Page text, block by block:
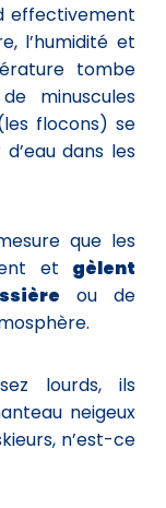
effectivement
l’humidité et
tombe
minuscules
flocons) se
dans les
que les
et gèlent
ou de
lourds, ils
neigeux
n’est-ce